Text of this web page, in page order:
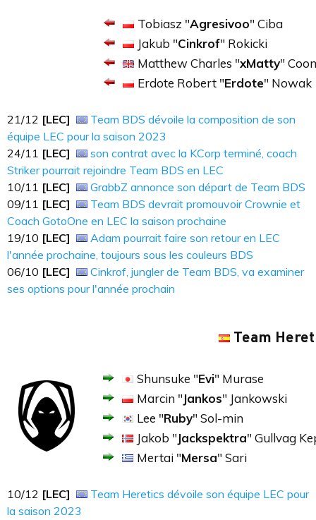
Tobiasz "Agresivoo" Ciba
Jakub "Cinkrof" Rokicki
Matthew Charles "xMatty"
Erdote Robert "Erdote" Nowak
21​​​/12 [LEC]
Team BDS dévoile la composition de son
équipe LEC pour la saison 2023
24​​​/11 [LEC]
son contrat avec la KCorp terminé, coach
Striker pourrait rejoindre Team BDS en LEC
10​​​/11 [LEC]
GrabbZ annonce son départ de Team BDS
09​​​/11 [LEC]
Team BDS devrait promouvoir Crownie et
Coach GotoOne en LEC la saison prochaine
19/10 [LEC]
Adam pourrait faire son retour en LEC
l'année prochaine, toujours sous les couleurs BDS
06/10 [LEC]
Cinkrof, jungler de Team BDS, va examiner
ses options pour l'année prochain
Team
Shunsuke "Evi" Murase
Marcin "Jankos" Jankowski
Lee "Ruby" Sol-min
Jakob "Jackspektra" Gullvag
Mertai "Mersa" Sari
10​​​/12 [LEC]
Team Heretics dévoile son équipe LEC pour
la saison 2023